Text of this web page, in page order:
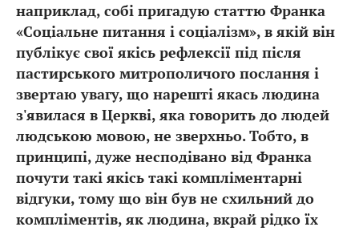
наприклад, собі пригадую статтю Франка
«Соціальне питання і соціалізм», в якій він
публікує свої якісь рефлексії під після
пастирського митрополичого послання і
звертаю увагу, що нарешті якась людина
з'явилася в Церкві, яка говорить до людей
людською мовою, не зверхньо. Тобто, в
принципі, дуже несподівано від Франка
почути такі якісь такі компліментарні
відгуки, тому що він був не схильний до
компліментів, як людина, вкрай рідко їх